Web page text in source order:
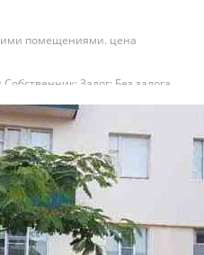
помещениями. цена
Залог: Без залога